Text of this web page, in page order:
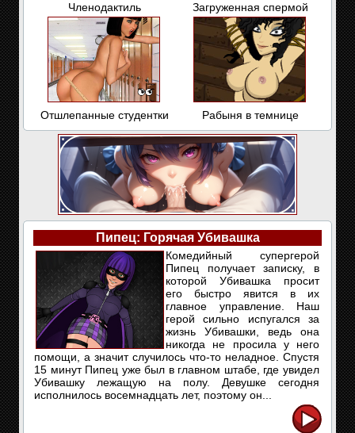
Членодактиль Загруженная спермой
Отшлепанные студентки Рабыня в темнице
Пипец: Горячая Убивашка
Комедийный супергерой
Пипец получает записку, в
которой Убивашка просит
его быстро явится в их
главное управление. Наш
герой сильно испугался за
жизнь Убивашки, ведь она
никогда не просила у него
помощи, а значит случилось что-то неладное. Спустя
15 минут Пипец уже был в главном штабе, где увидел
Убивашку лежащую на полу. Девушке сегодня
исполнилось восемнадцать лет, поэтому он...